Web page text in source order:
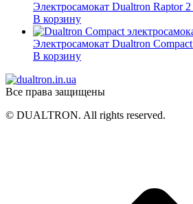
Электросамокат Dualtron Raptor 2
В корзину
Электросамокат Dualtron Compact
В корзину
Все права защищены
© DUALTRON. All rights reserved.